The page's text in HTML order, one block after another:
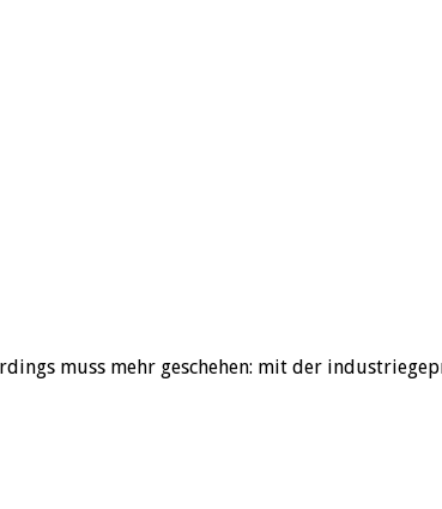
muss mehr geschehen: mit der